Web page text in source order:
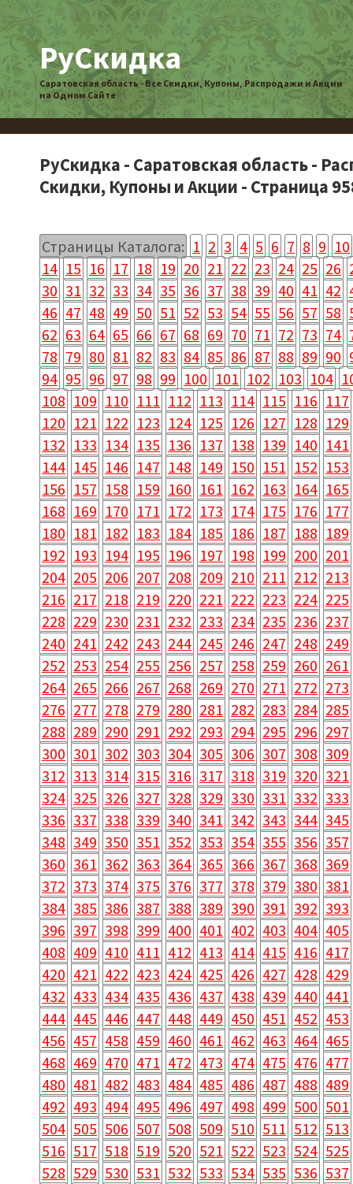
РуСкидка
Саратовская область - Все Скидки, Купоны, Распродажи и Акции
на Одном Сайте
РуСкидка - Саратовская область -
Скидки, Купоны и Акции - Страница
Страницы Каталога: 1 2 3 4 5 6 7 8 9 10
14 15 16 17 18 19 20 21 22 23 24 25 26
30 31 32 33 34 35 36 37 38 39 40 41 42
46 47 48 49 50 51 52 53 54 55 56 57 58
62 63 64 65 66 67 68 69 70 71 72 73 74
78 79 80 81 82 83 84 85 86 87 88 89 90
94 95 96 97 98 99 100 101 102 103 104
108 109 110 111 112 113 114 115 116 117
120 121 122 123 124 125 126 127 128 129
132 133 134 135 136 137 138 139 140 141
144 145 146 147 148 149 150 151 152 153
156 157 158 159 160 161 162 163 164 165
168 169 170 171 172 173 174 175 176 177
180 181 182 183 184 185 186 187 188 189
192 193 194 195 196 197 198 199 200 201
204 205 206 207 208 209 210 211 212 213
216 217 218 219 220 221 222 223 224 225
228 229 230 231 232 233 234 235 236 237
240 241 242 243 244 245 246 247 248 249
252 253 254 255 256 257 258 259 260 261
264 265 266 267 268 269 270 271 272 273
276 277 278 279 280 281 282 283 284 285
288 289 290 291 292 293 294 295 296 297
300 301 302 303 304 305 306 307 308 309
312 313 314 315 316 317 318 319 320 321
324 325 326 327 328 329 330 331 332 333
336 337 338 339 340 341 342 343 344 345
348 349 350 351 352 353 354 355 356 357
360 361 362 363 364 365 366 367 368 369
372 373 374 375 376 377 378 379 380 381
384 385 386 387 388 389 390 391 392 393
396 397 398 399 400 401 402 403 404 405
408 409 410 411 412 413 414 415 416 417
420 421 422 423 424 425 426 427 428 429
432 433 434 435 436 437 438 439 440 441
444 445 446 447 448 449 450 451 452 453
456 457 458 459 460 461 462 463 464 465
468 469 470 471 472 473 474 475 476 477
480 481 482 483 484 485 486 487 488 489
492 493 494 495 496 497 498 499 500 501
504 505 506 507 508 509 510 511 512 513
516 517 518 519 520 521 522 523 524 525
528 529 530 531 532 533 534 535 536 537